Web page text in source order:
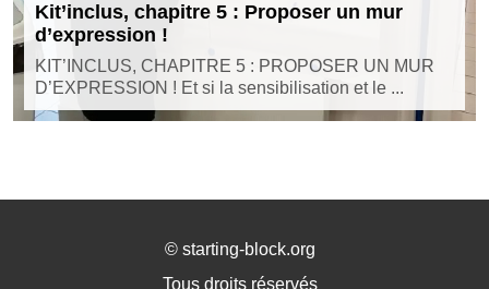
Kit’inclus, chapitre 5 : Proposer un mur
d’expression !
KIT’INCLUS, CHAPITRE 5 : PROPOSER UN MUR
D’EXPRESSION ! Et si la sensibilisation et le ...
© starting-block.org
Tous droits réservés